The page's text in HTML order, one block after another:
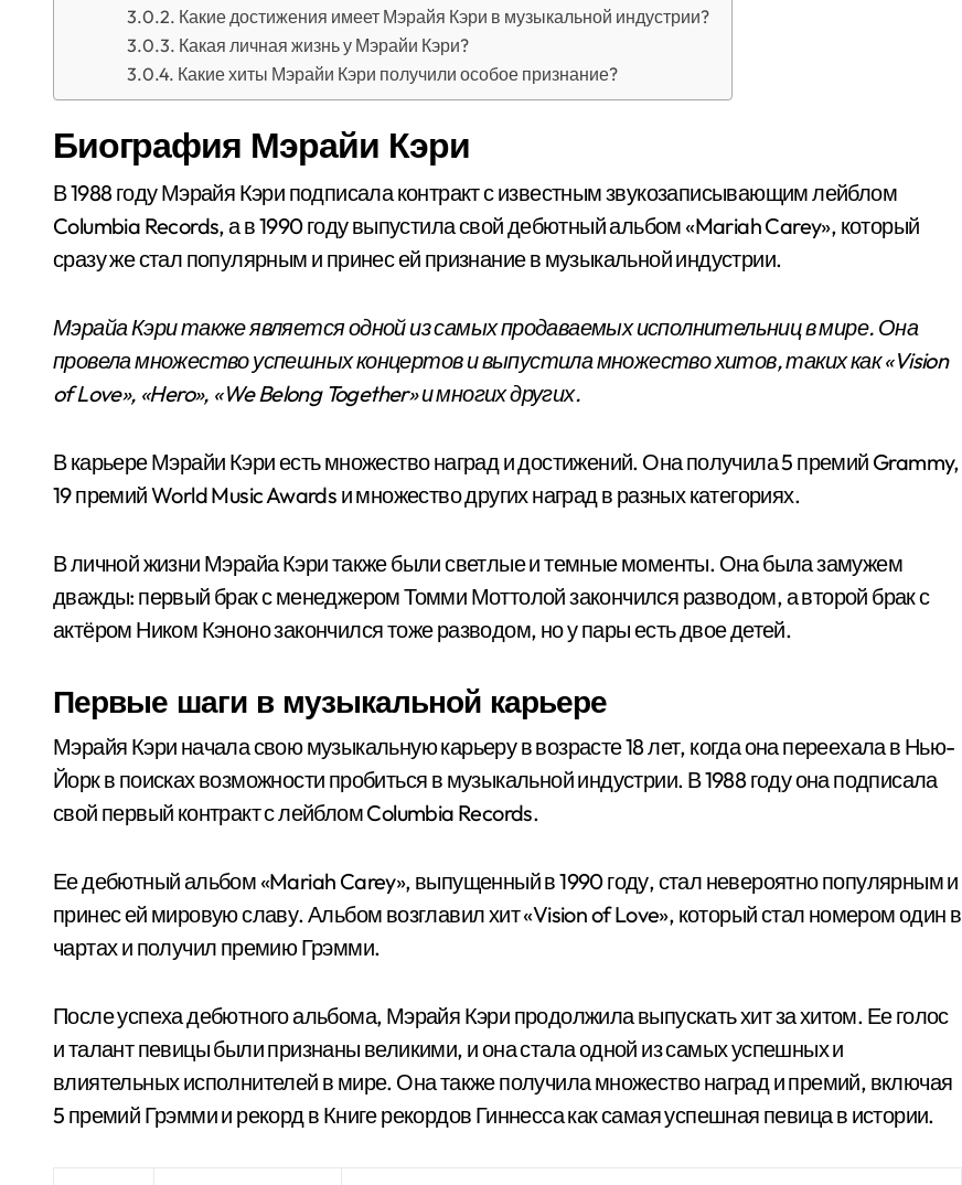
Какие достижения имеет Мэрайя Кэри в музыкальной индустрии?
Какая личная жизнь у Мэрайи Кэри?
Какие хиты Мэрайи Кэри получили особое признание?
Биография Мэрайи Кэри
В 1988 году Мэрайя Кэри подписала контракт с известным звукозаписывающим лейблом
Columbia Records, а в 1990 году выпустила свой дебютный альбом «Mariah Carey», который
сразу же стал популярным и принес ей признание в музыкальной индустрии.
Мэрайа Кэри также является одной из самых продаваемых исполнительниц в мире. Она
провела множество успешных концертов и выпустила множество хитов, таких как «Vision
of Love», «Hero», «We Belong Together» и многих других.
В карьере Мэрайи Кэри есть множество наград и достижений. Она получила 5 премий Grammy,
19 премий World Music Awards и множество других наград в разных категориях.
В личной жизни Мэрайа Кэри также были светлые и темные моменты. Она была замужем
дважды: первый брак с менеджером Томми Моттолой закончился разводом, а второй брак с
актёром Ником Кэноно закончился тоже разводом, но у пары есть двое детей.
Первые шаги в музыкальной карьере
Мэрайя Кэри начала свою музыкальную карьеру в возрасте 18 лет, когда она переехала в Нью-
Йорк в поисках возможности пробиться в музыкальной индустрии. В 1988 году она подписала
свой первый контракт с лейблом Columbia Records.
Ее дебютный альбом «Mariah Carey», выпущенный в 1990 году, стал невероятно популярным и
принес ей мировую славу. Альбом возглавил хит «Vision of Love», который стал номером один в
чартах и получил премию Грэмми.
После успеха дебютного альбома, Мэрайя Кэри продолжила выпускать хит за хитом. Ее голос
и талант певицы были признаны великими, и она стала одной из самых успешных и
влиятельных исполнителей в мире. Она также получила множество наград и премий, включая
5 премий Грэмми и рекорд в Книге рекордов Гиннесса как самая успешная певица в истории.